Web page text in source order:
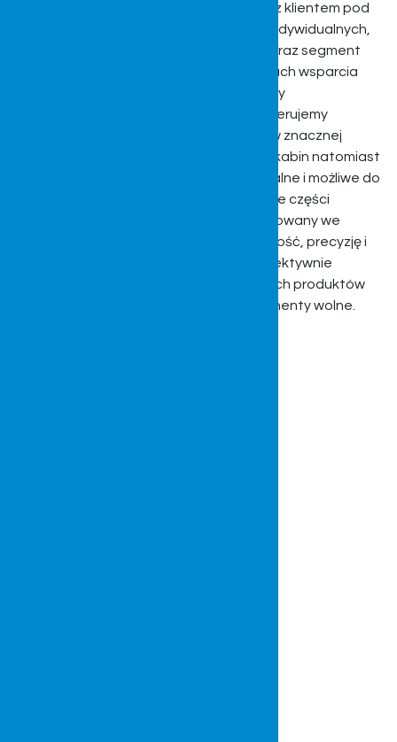
Nasza firma jest otwarta na współpracę z klientem pod
kątem szerokiej gamy usług, projektów indywidualnych,
czy wyrobów. Produkty w postaci kabin oraz segment
usługowy to jednak nie wszystko. W ramach wsparcia
długoterminowej eksploatacji, rozbudowy
funkcjonalności, napraw serwisowych oferujemy
wysokiej jakości części zamienne, które w znacznej
przewadze dedykowane są do naszych kabin natomiast
również w szerokim spektrum są uniwersalne i możliwe do
adaptacji na wiele innych pojazdów. Wiele części
zamiennych stanowi asortyment produkowany we
własnym zakresie. W trosce o wysoką jakość, precyzję i
użytkowość części są projektowane, selektywnie
dobierane i wdrażane zarówno do naszych produktów
jak i do oferty sprzedażowej jako komponenty wolne.